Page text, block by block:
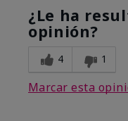
¿Le ha
opinión?
4 1
Marcar esta